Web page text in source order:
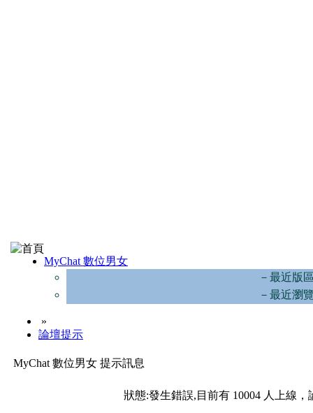
MyChat 數位男女
－最近版
－最近瀏
»
論壇提示
MyChat 數位男女 提示訊息
狀態:發生錯誤,目前有 10004 人上線